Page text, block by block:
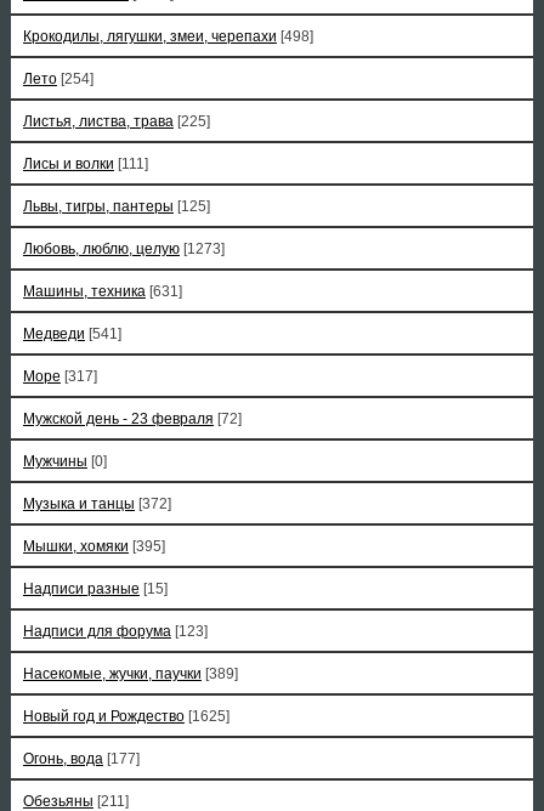
Крокодилы, лягушки, змеи, черепахи [498]
Лето [254]
Листья, листва, трава [225]
Лисы и волки [111]
Львы, тигры, пантеры [125]
Любовь, люблю, целую [1273]
Машины, техника [631]
Медведи [541]
Море [317]
Мужской день - 23 февраля [72]
Мужчины [0]
Музыка и танцы [372]
Мышки, хомяки [395]
Надписи разные [15]
Надписи для форума [123]
Насекомые, жучки, паучки [389]
Новый год и Рождество [1625]
Огонь, вода [177]
Обезьяны [211]